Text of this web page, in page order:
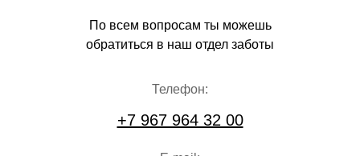
По всем вопросам ты можешь
обратиться в наш отдел заботы
Телефон:
+7 967 964 32 00